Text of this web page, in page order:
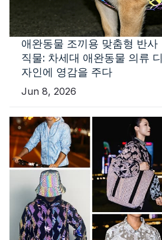
애완동물 조끼용 맞춤형 반사
직물: 차세대 애완동물 의류 디
자인에 영감을 주다
Jun 8, 2026